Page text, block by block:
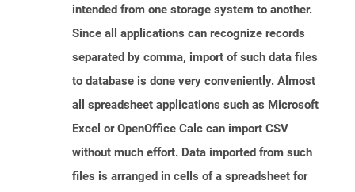
intended from one storage system to another.
Since all applications can recognize records
separated by comma, import of such data files
to database is done very conveniently. Almost
all spreadsheet applications such as Microsoft
Excel or OpenOffice Calc can import CSV
without much effort. Data imported from such
files is arranged in cells of a spreadsheet for